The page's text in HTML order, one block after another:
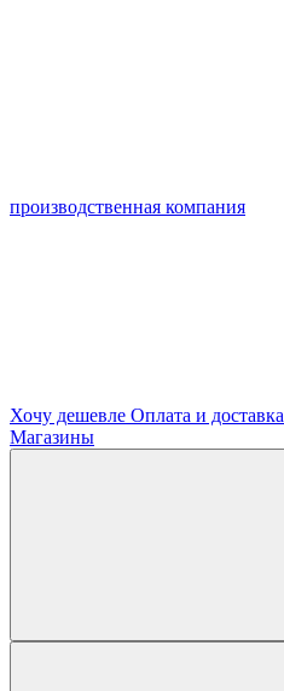
производственная компания
Хочу дешевле Оплата и доставка
Магазины